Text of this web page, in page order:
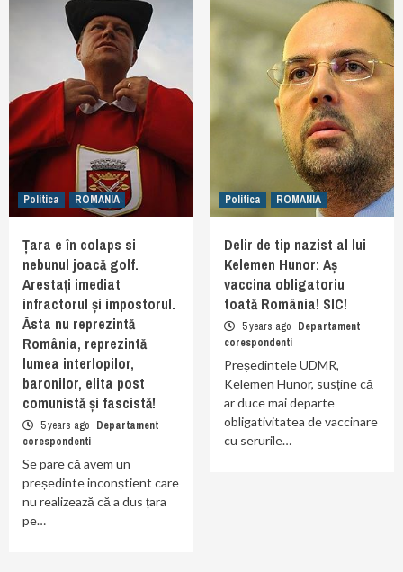
Politica ROMANIA
Țara e în colaps si
nebunul joacă golf.
Arestați imediat
infractorul și impostorul.
Ăsta nu reprezintă
România, reprezintă
lumea interlopilor,
baronilor, elita post
comunistă și fascistă!
5 years ago Departament
corespondenti
Se pare că avem un
președinte inconștient care
nu realizează că a dus țara
pe…
Politica ROMANIA
Delir de tip nazist al lui
Kelemen Hunor: Aș
vaccina obligatoriu
toată România! SIC!
5 years ago Departament
corespondenti
Președintele UDMR,
Kelemen Hunor, susține că
ar duce mai departe
obligativitatea de vaccinare
cu serurile…